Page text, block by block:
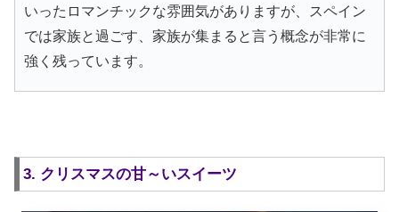
いったロマンチックな雰囲気がありますが、スペイン
では家族と過ごす、家族が集まると言う概念が非常に
強く残っています。
3. クリスマスの甘～いスイーツ